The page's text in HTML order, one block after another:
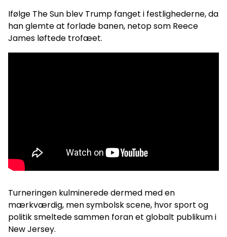
Ifølge The Sun blev Trump fanget i festlighederne, da
han glemte at forlade banen, netop som Reece
James løftede trofæet.
Turneringen kulminerede dermed med en
mærkværdig, men symbolsk scene, hvor sport og
politik smeltede sammen foran et globalt publikum i
New Jersey.